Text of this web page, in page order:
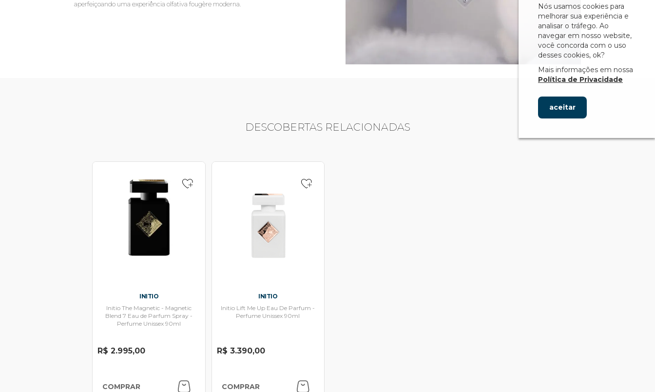
aperfeiçoando uma experiência olfativa fougère moderna.
DESCOBERTAS RELACIONADAS
INITIO
Initio The Magnetic - Magnetic
Blend 7 Eau de Parfum Spray -
Perfume Unissex 90ml
R$ 2.995,00
COMPRAR
INITIO
Initio Lift Me Up Eau De Parfum -
Perfume Unissex 90ml
R$ 3.390,00
COMPRAR
Nós usamos cookies para
melhorar sua experiência e
analisar o tráfego. Ao
navegar em nosso website,
você concorda com o uso
desses cookies, ok?
Mais informações em nossa
Política de Privacidade
aceitar